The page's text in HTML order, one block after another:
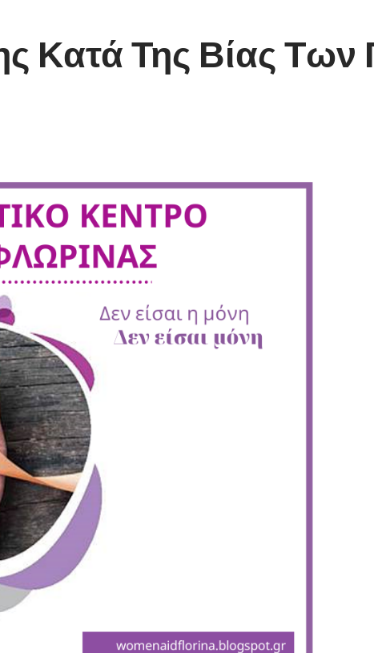
Κατά Της Βίας Των